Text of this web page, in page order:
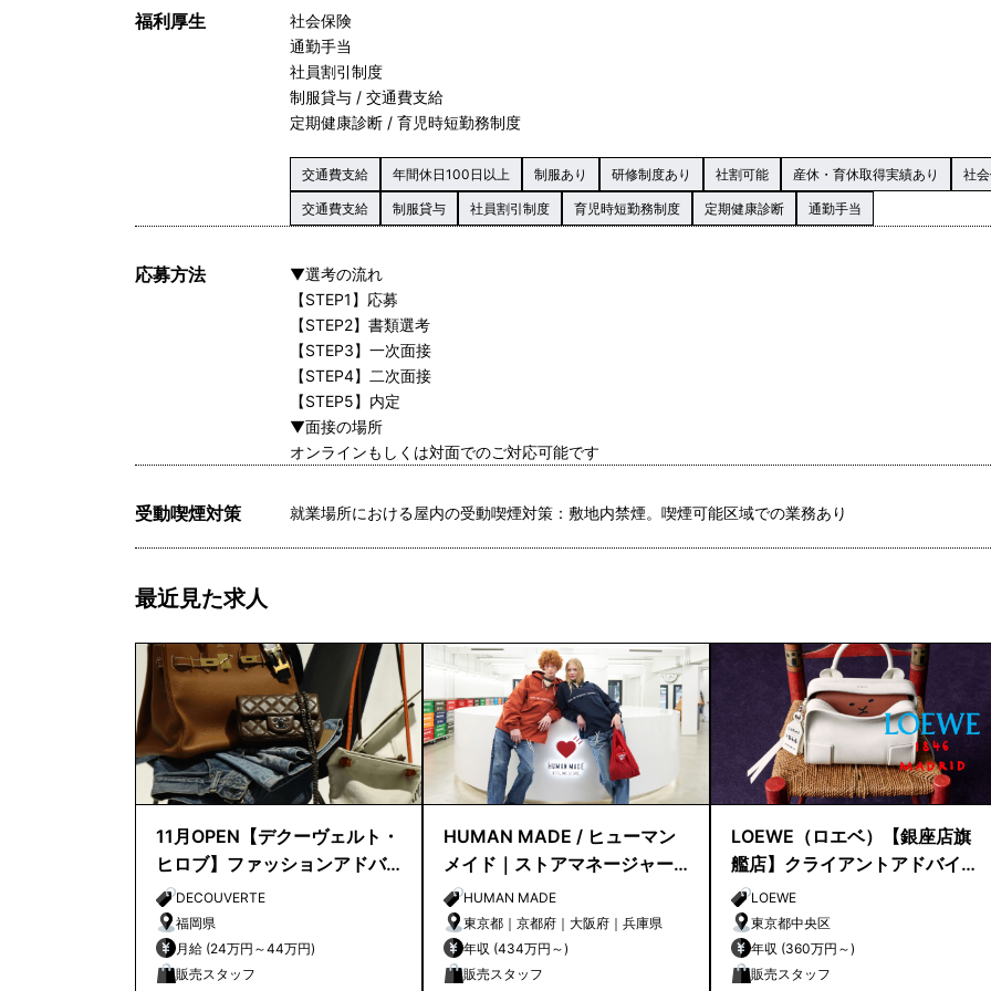
福利厚生
社会保険
通勤手当
社員割引制度
制服貸与 / 交通費支給
定期健康診断 / 育児時短勤務制度
交通費支給 年間休日100日以上 制服あり 研修制度あり 社割可能 産休・育休取得実績あり 社
交通費支給 制服貸与 社員割引制度 育児時短勤務制度 定期健康診断 通勤手当
応募方法
▼選考の流れ
【STEP1】応募
【STEP2】書類選考
【STEP3】一次面接
【STEP4】二次面接
【STEP5】内定
▼面接の場所
オンラインもしくは対面でのご対応可能です
受動喫煙対策 就業場所における屋内の受動喫煙対策：敷地内禁煙。喫煙可能区域での業務あり
最近見た求人
11月OPEN【デクーヴェルト・
ヒロブ】ファッションアドバ
イザー｜天神店
DECOUVERTE
福岡県
月給 (24万円～44万円)
販売スタッフ
HUMAN MADE / ヒューマン
メイド｜ストアマネージャー
店長候補
HUMAN MADE
東京都｜京都府｜大阪府｜兵庫県
年収 (434万円～)
販売スタッフ
LOEWE（ロエベ）【銀座店旗
艦店】クライアントアドバイ
ザー／シニアクライアントア
ドバイザー募集
LOEWE
東京都中央区
年収 (360万円～)
販売スタッフ